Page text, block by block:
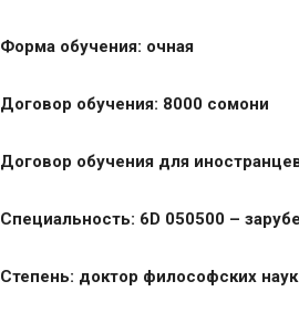
Форма обучения: очная
Договор обучения: 8000 сомони
Договор обучения для
Специальность: 6D 050500 –
Степень: доктор философских наук